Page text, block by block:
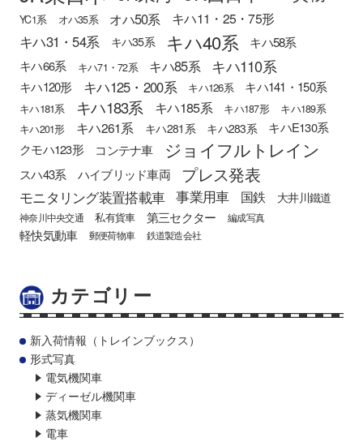
YC1系 オハ35系 オハ50系 キハ11・25・75形
キハ31・54系 キハ35系 キハ40系 キハ58系
キハ66系 キハ71・72系 キハ85系 キハ110系
キハ120形 キハ125・200系 キハ126系 キハ141・150系
キハ181系 キハ183系 キハ185系 キハ187形
キハ189系
キハ201形
キハ261系 キハ281系 キハ283系
キハE130系
クモハ123形
コンテナ車 ジョイフルトレイン
スハ43系 ハイブリッド車両 プレス発表
モニタリング装置搭載車 事業用車 国鉄 大井川鐵道
神奈川中央交通 私有貨車 第三セクター 編成写真
軽快気動車 郵便荷物車 鉄道製造会社
カテゴリー
新入荷情報（トレインブックス）
形式写真
電気機関車
ディーゼル機関車
蒸気機関車
電車